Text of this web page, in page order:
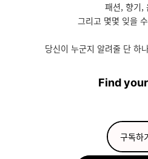
패션, 향기,
그리고 몇몇 잊을
당신이 누군지 알려줄 단 하
Find your
구독하